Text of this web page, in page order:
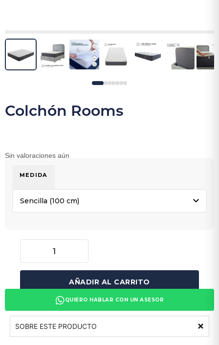
Colchón Rooms
Sin valoraciones aún
MEDIDA
AÑADIR AL CARRITO
QUIERO HABLAR CON UN ASESOR
SOBRE ESTE PRODUCTO